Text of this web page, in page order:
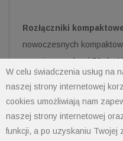
W celu świadczenia usług na
naszej strony internetowej
cookies umożliwiają nam
naszej strony internetowej
funkcji, a po uzyskaniu Twojej
Rozłączniki
nowoczesnych
znamionowych od 50 do
wysoką jakość i szeroki
znamionowych przy
jak i rozłączniki Compact
dodatkowe akcesoria jak